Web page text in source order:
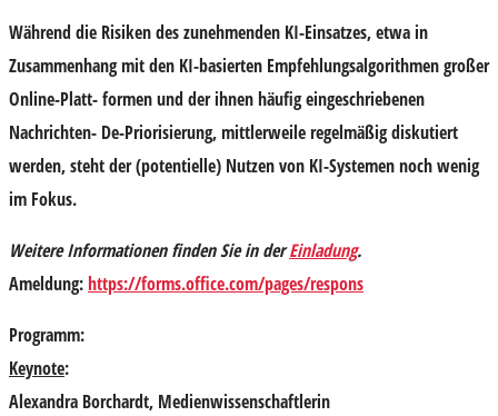
Während die Risiken des zunehmenden KI-Einsatzes, etwa in
Zusammenhang mit den KI-basierten Empfehlungsalgorithmen großer
Online-Platt- formen und der ihnen häufig eingeschriebenen
Nachrichten- De-Priorisierung, mittlerweile regelmäßig diskutiert
werden, steht der (potentielle) Nutzen von KI-Systemen noch wenig
im Fokus.
Weitere Informationen finden Sie in derEinladung.
Ameldung:https://forms.office.com/pages/respons
Programm:
Keynote:
Alexandra Borchardt, Medienwissenschaftlerin